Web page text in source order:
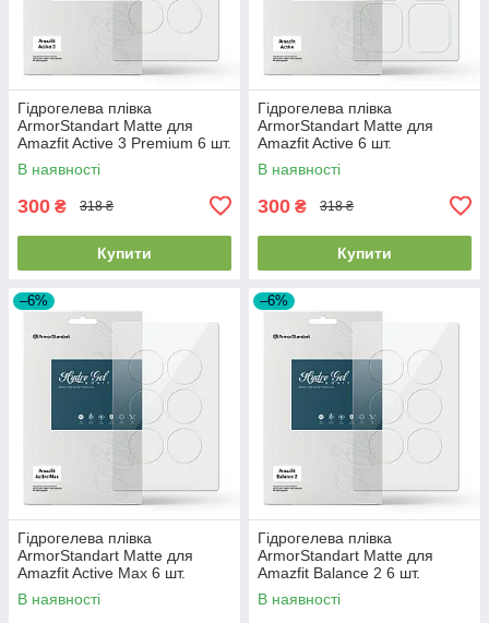
Гідрогелева плівка
ArmorStandart Matte для
Amazfit Active 3 Premium 6 шт.
(ARM91947)
В наявності
300 ₴ 318 ₴
Купити
Гідрогелева плівка
ArmorStandart Matte для
Amazfit Active 6 шт.
(ARM91948)
В наявності
300 ₴ 318 ₴
Купити
–6%
Гідрогелева плівка
ArmorStandart Matte для
Amazfit Active Max 6 шт.
(ARM91949)
В наявності
–6%
Гідрогелева плівка
ArmorStandart Matte для
Amazfit Balance 2 6 шт.
(ARM91950)
В наявності